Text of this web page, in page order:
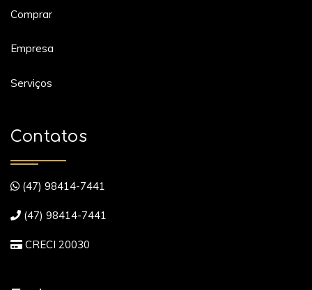
Comprar
Empresa
Serviços
Contatos
(47) 98414-7441
(47) 98414-7441
CRECI 20030